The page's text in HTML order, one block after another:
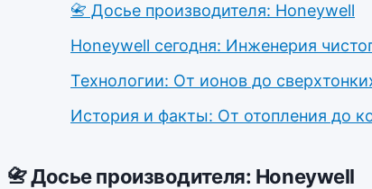
📇 Досье производителя: Honeywell
Honeywell сегодня: Инженерия
Технологии: От ионов до
История и факты: От отопления до
📇 Досье производителя: Honeywell